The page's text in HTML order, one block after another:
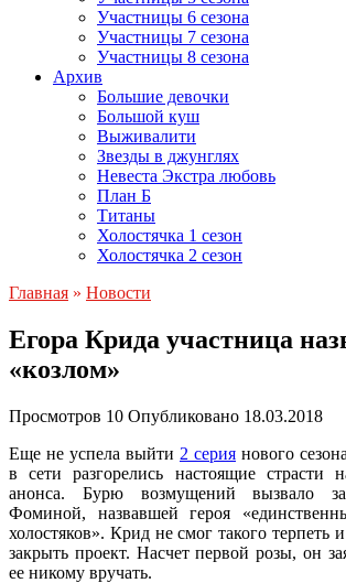
Участницы 6 сезона
Участницы 7 сезона
Участницы 8 сезона
Архив
Большие девочки
Большой куш
Выживалити
Звезды в джунглях
Невеста Экстра любовь
План Б
Титаны
Холостячка 1 сезон
Холостячка 2 сезон
Главная » Новости
Егора Крида участница
«козлом»
Просмотров 10 Опубликовано 18.03.2018
Еще не успела выйти 2 серия нового
в сети разгорелись настоящие страсти
анонса. Бурю возмущений вызвало
Фоминой, назвавшей героя
холостяков». Крид не смог такого терпеть
закрыть проект. Насчет первой розы, он
ее никому вручать.